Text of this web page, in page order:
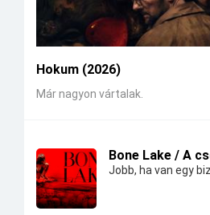
Hokum (2026)
Már nagyon vártalak.
Bone Lake / A
Jobb, ha van egy